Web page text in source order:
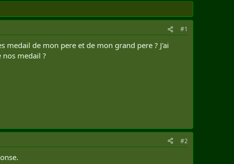
#1
medail de mon pere et de mon grand pere ? J'ai
medail ?
#2